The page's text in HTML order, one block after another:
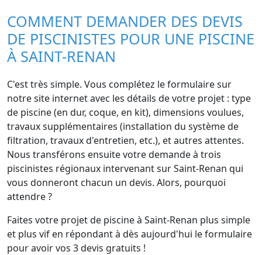
COMMENT DEMANDER DES DEVIS
DE PISCINISTES POUR UNE PISCINE
À SAINT-RENAN
C'est très simple. Vous complétez le formulaire sur
notre site internet avec les détails de votre projet : type
de piscine (en dur, coque, en kit), dimensions voulues,
travaux supplémentaires (installation du système de
filtration, travaux d'entretien, etc.), et autres attentes.
Nous transférons ensuite votre demande à trois
piscinistes régionaux intervenant sur Saint-Renan qui
vous donneront chacun un devis. Alors, pourquoi
attendre ?
Faites votre projet de piscine à Saint-Renan plus simple
et plus vif en répondant à dès aujourd'hui le formulaire
pour avoir vos 3 devis gratuits !